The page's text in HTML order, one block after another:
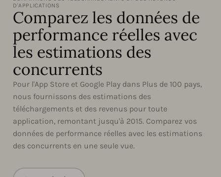
D'APPLICATIONS
Comparez les données de
performance réelles avec
les estimations des
concurrents
Pour l'App Store et Google Play dans Plus de 100 pays,
nous fournissons des estimations des
téléchargements et des revenus pour toute
application, remontant jusqu'à 2015. Comparez vos
données de performance réelles avec les estimations
des concurrents en une seule vue.